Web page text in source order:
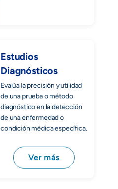
Estudios
Diagnósticos
Evalúa la precisión y utilidad
de una prueba o método
diagnóstico en la detección
de una enfermedad o
condición médica específica.
Ver más